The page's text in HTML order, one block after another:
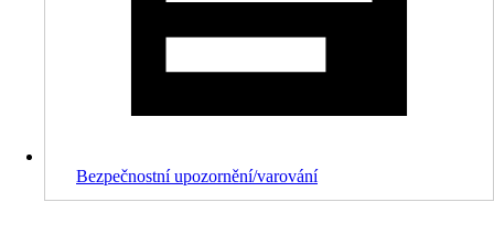
Bezpečnostní upozornění/varování